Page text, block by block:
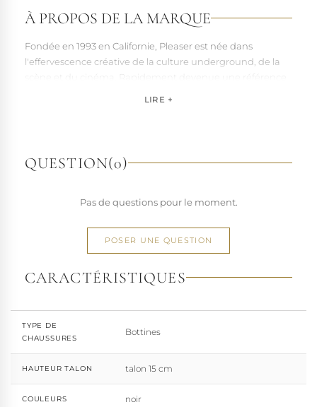
À PROPOS DE LA MARQUE
Fondée en 1993 en Californie, Pleaser est née dans
l'effervescence créative de la culture underground, de la
elle a étendu son savoir-faire à d'autres univers. Pleaser est
aujourd'hui distribuée dans 110 pays.
de la mode, Pleaser propose des collections ultra féminines
une large gamme de pointures. Parce qu'un style ne
devrait jamais se réduire à une question de centimètres, la
marque défend une idée simple : permettre à chacun
d'exprimer, sans contrainte, qui il veut être.
LIRE +
QUESTION(0)
Pas de questions pour le moment.
POSER UNE QUESTION
CARACTÉRISTIQUES
TYPE DE
CHAUSSURES
Bottines
HAUTEUR TALON talon 15 cm
COULEURS noir